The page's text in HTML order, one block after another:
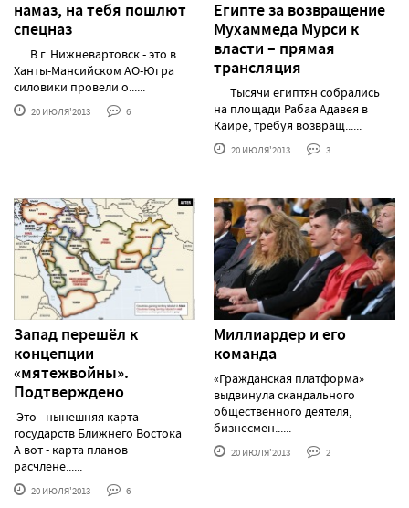
намаз, на тебя пошлют
спецназ
В г. Нижневартовск - это в
Ханты-Мансийском АО-Югра
силовики провели о......
20 ИЮЛЯ'2013 6
Египте за возвращение
Мухаммеда Мурси к
власти – прямая
трансляция
Тысячи египтян собрались
на площади Рабаа Адавея в
Каире, требуя возвращ......
20 ИЮЛЯ'2013 3
Запад перешёл к
концепции
«мятежвойны».
Подтверждено
Это - нынешняя карта
государств Ближнего Востока
А вот - карта планов
расчлене......
20 ИЮЛЯ'2013 6
Миллиардер и его
команда
«Гражданская платформа»
выдвинула скандального
общественного деятеля,
бизнесмен......
20 ИЮЛЯ'2013 2